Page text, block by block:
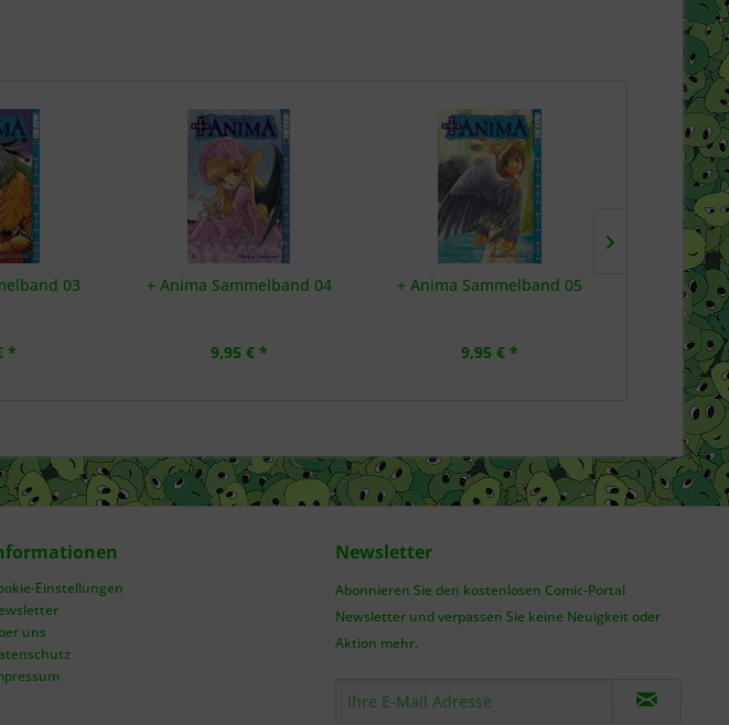
03
*
+ Anima Sammelband 04
9,95 € *
+ Anima Sammelband 05
9,95 € *
+C:
Einstellungen
uns
Newsletter
Abonnieren Sie den kostenlosen Comic-Portal
Newsletter und verpassen Sie keine Neuigkeit oder
Aktion mehr.